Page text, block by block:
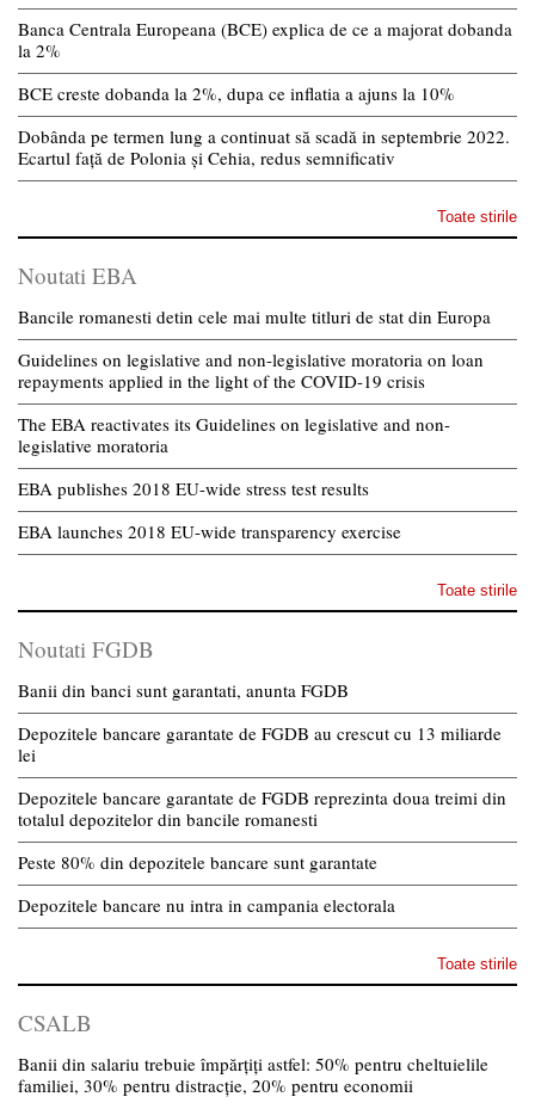
Banca Centrala Europeana (BCE) explica de ce a majorat dobanda
la 2%
BCE creste dobanda la 2%, dupa ce inflatia a ajuns la 10%
Dobânda pe termen lung a continuat să scadă in septembrie 2022.
Ecartul față de Polonia și Cehia, redus semnificativ
Toate stirile
Noutati EBA
Bancile romanesti detin cele mai multe titluri de stat din Europa
Guidelines on legislative and non-legislative moratoria on loan
repayments applied in the light of the COVID-19 crisis
The EBA reactivates its Guidelines on legislative and non-
legislative moratoria
EBA publishes 2018 EU-wide stress test results
EBA launches 2018 EU-wide transparency exercise
Toate stirile
Noutati FGDB
Banii din banci sunt garantati, anunta FGDB
Depozitele bancare garantate de FGDB au crescut cu 13 miliarde
lei
Depozitele bancare garantate de FGDB reprezinta doua treimi din
totalul depozitelor din bancile romanesti
Peste 80% din depozitele bancare sunt garantate
Depozitele bancare nu intra in campania electorala
Toate stirile
CSALB
Banii din salariu trebuie împărțiți astfel: 50% pentru cheltuielile
familiei, 30% pentru distracție, 20% pentru economii